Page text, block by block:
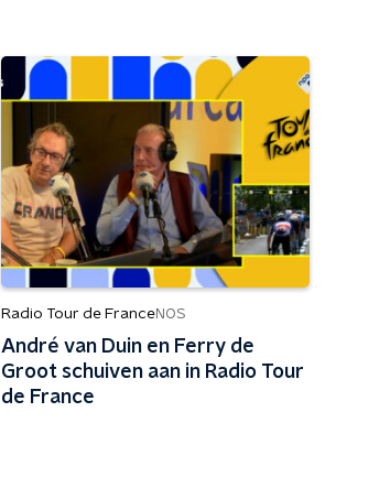
Radio Tour de FranceNOS
André van Duin en Ferry de
Groot schuiven aan in Radio Tour
de France